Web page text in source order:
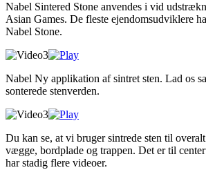
Nabel Sintered Stone anvendes i vid
Asian Games. De fleste ejendomsudviklere
Nabel Stone.
Nabel Ny applikation af sintret sten. Lad os
sonterede stenverden.
Du kan se, at vi bruger sintrede sten til
vægge, bordplade og trappen. Det er til
har stadig flere videoer.